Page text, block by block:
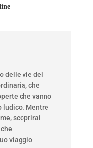
delle vie del
che
che vanno
ludico. Mentre
scoprirai
viaggio